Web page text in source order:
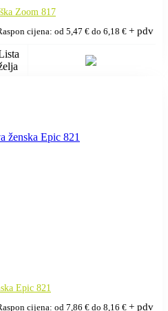
Zoom 817
cijena: od 5,47 € do 6,18 € + pdv
Epic 821
cijena: od 7,86 € do 8,16 € + pdv